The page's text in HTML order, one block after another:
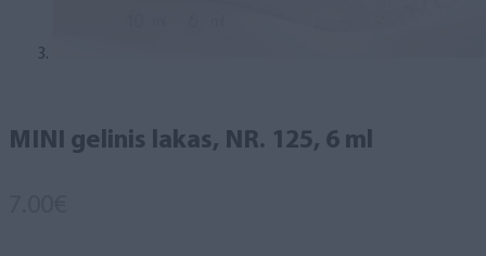
MINI gelinis lakas, NR. 125, 6 ml